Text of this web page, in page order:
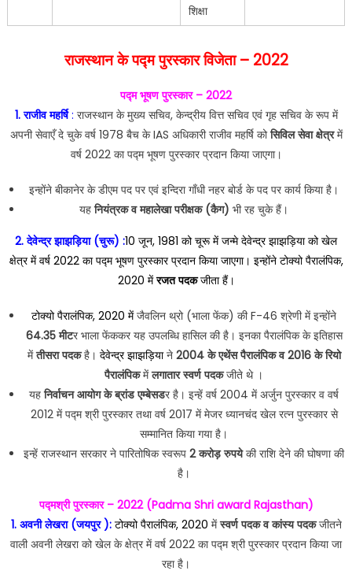
शिक्षा
राजस्थान के पद्म पुरस्कार विजेता – 2022
पद्म भूषण पुरस्कार – 2022
1. राजीव महर्षि: राजस्थान के मुख्य सचिव, केन्द्रीय वित्त सचिव एवं गृह सचिव के रूप में
अपनी सेवाएँ दे चुके वर्ष 1978 बैच के IAS अधिकारी राजीव महर्षि कोसिविल सेवा क्षेत्रमें
वर्ष 2022 का पद्म भूषण पुरस्कार प्रदान किया जाएगा।
इन्होंने बीकानेर के डीएम पद पर एवं इन्दिरा गाँधी नहर बोर्ड के पद पर कार्य किया है।
यहनियंत्रक व महालेखा परीक्षक (कैग) भी रह चुके हैं।
2. देवेन्द्र झाझड़िया (चुरू) :10 जून, 1981 को चूरू में जन्मे देवेन्द्र झाझड़िया कोखेल
क्षेत्र मेंवर्ष 2022 का पद्म भूषण पुरस्कार प्रदान किया जाएगा। इन्होंने टोक्यो पैरालंपिक,
2020 मेंरजत पदकजीता हैं।
टोक्यो पैरालंपिक, 2020 मेंजैवलिन थ्रो (भाला फेंक) की F-46 श्रेणी में इन्होंने
64.35 मीटर भाला फेंककर यह उपलब्धि हासिल की है। इनका पैरालंपिक के इतिहास
मेंतीसरा पदकहै। देवेन्द्र झाझड़ियाने 2004 के एथेंस पैरालंपिक व 2016 के रियो
पैरालंपिकमेंलगातार स्वर्ण पदकजीते थे ।
यहनिर्वाचन आयोग के ब्रांड एम्बेसडर है। इन्हें वर्ष 2004 में अर्जुन पुरस्कार व वर्ष
2012 में पद्म श्री पुरस्कार तथा वर्ष 2017 में मेजर ध्यानचंद खेल रत्न पुरस्कार से
सम्मानित किया गया है।
इन्हें राजस्थान सरकार ने पारितोषिक स्वरूप 2 करोड़ रुपयेकी राशि देने की घोषणा की
है।
पद्मश्री पुरस्कार – 2022 (Padma Shri award Rajasthan)
1. अवनी लेखरा (जयपुर ): टोक्यो पैरालंपिक, 2020 मेंस्वर्ण पदक व कांस्य पदकजीतने
वाली अवनी लेखरा को खेल के क्षेत्र में वर्ष 2022 का पद्म श्री पुरस्कार प्रदान किया जा
रहा है।